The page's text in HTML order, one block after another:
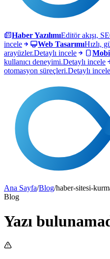
Haber YazılımıEditör akışı,
incele
Web TasarımıHızlı,
arayüzler.Detaylı incele
kullanıcı deneyimi.Detaylı incele
otomasyon süreçleri.Detaylı incele
Ana Sayfa/Blog/haber-sitesi-
Blog
Yazı